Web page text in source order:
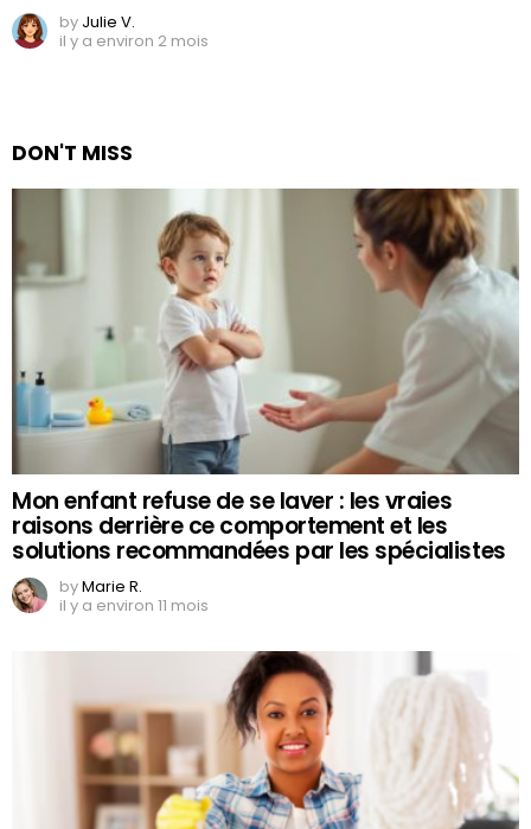
by Julie V.
il y a environ 2 mois
DON'T MISS
Mon enfant refuse de se laver : les vraies
raisons derrière ce comportement et les
solutions recommandées par les spécialistes
byMarie R.
il y a environ 11 mois